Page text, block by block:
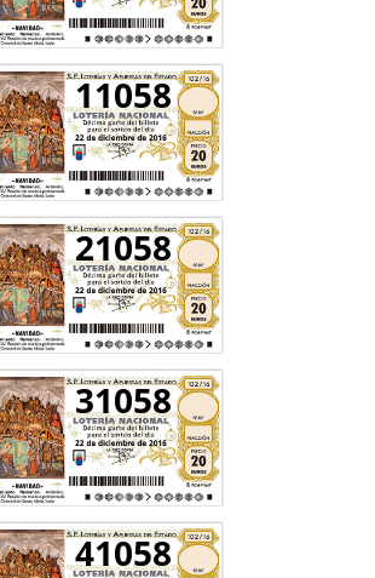
11058
21058
31058
41058